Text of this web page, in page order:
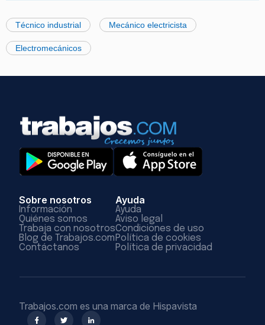
Técnico industrial Mecánico electricista
Electromecánicos
Sobre nosotros
Información
Quiénes somos
Trabaja con nosotros
Blog de Trabajos.com
Contáctanos
Ayuda
Ayuda
Aviso legal
Condiciones de uso
Política de cookies
Política de privacidad
Trabajos.com es una marca de Hispavista